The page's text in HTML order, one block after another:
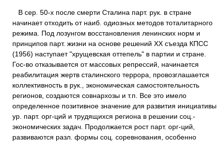
В сер. 50-х после смерти Сталина парт. рук. в стране
начинает отходить от наиб. одиозных методов тоталитарного
режима. Под лозунгом восстановления ленинских норм и
принципов парт. жизни на основе решений ХХ съезда КПСС
(1956) наступает "хрущевская оттепель" в партии и стране.
Гос-во отказывается от массовых репрессий, начинается
реабилитация жертв сталинского террора, провозглашается
коллективность в рук., экономическая самостоятельность
регионов, создаются совнархозы и т.п. Все это имело
определенное позитивное значение для развития инициативы
ур. парт. орг-ций и трудящихся региона в решении соц.-
экономических задач. Продолжается рост парт. орг-ций,
развиваются разл. формы соц. соревнования, особенно